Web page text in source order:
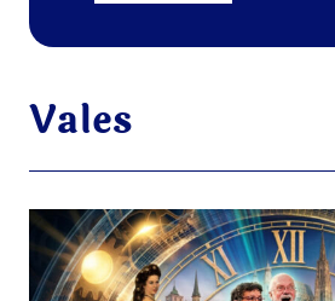
Vales